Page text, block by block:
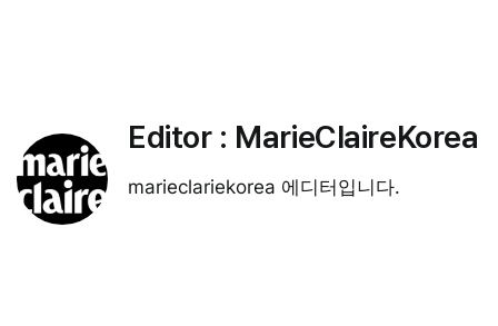
Editor : MarieClaireKorea
marieclariekorea 에디터입니다.